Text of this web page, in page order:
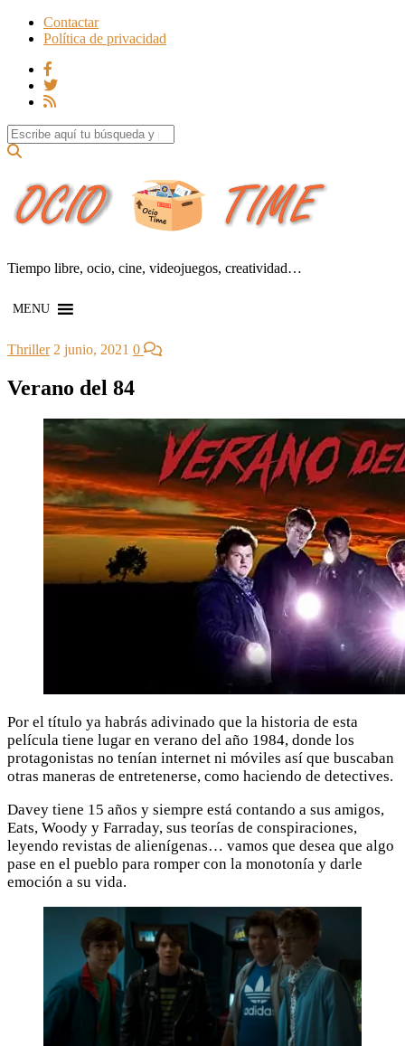
Contactar
Política de privacidad
Search for:
Tiempo libre, ocio, cine, videojuegos, creatividad…
MENU
Thriller 2 junio, 2021 0
Verano del 84
Por el título ya habrás adivinado que la historia de esta
película tiene lugar en verano del año 1984, donde los
protagonistas no tenían internet ni móviles así que buscaban
otras maneras de entretenerse, como haciendo de detectives.
Davey tiene 15 años y siempre está contando a sus amigos,
Eats, Woody y Farraday, sus teorías de conspiraciones,
leyendo revistas de alienígenas… vamos que desea que algo
pase en el pueblo para romper con la monotonía y darle
emoción a su vida.